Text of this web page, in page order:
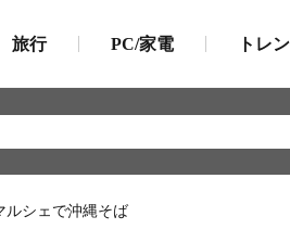
旅行 PC/家電 トレ
ルシェで沖縄そば